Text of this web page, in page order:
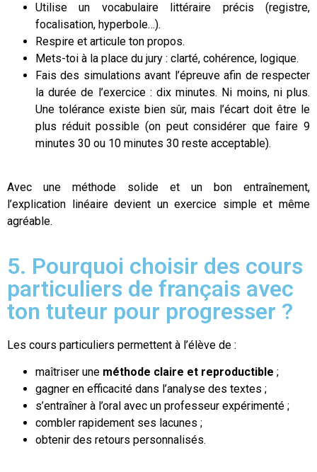
Utilise un vocabulaire littéraire précis (registre,
focalisation, hyperbole…).
Respire et articule ton propos.
Mets-toi à la place du jury : clarté, cohérence, logique.
Fais des simulations avant l’épreuve afin de respecter
la durée de l’exercice : dix minutes. Ni moins, ni plus.
Une tolérance existe bien sûr, mais l’écart doit être le
plus réduit possible (on peut considérer que faire 9
minutes 30 ou 10 minutes 30 reste acceptable).
Avec une méthode solide et un bon entraînement,
l’explication linéaire devient un exercice simple et même
agréable.
5. Pourquoi choisir des cours
particuliers de français avec
ton tuteur pour progresser ?
Les cours particuliers permettent à l’élève de :
maîtriser une méthode claire et reproductible ;
gagner en efficacité dans l’analyse des textes ;
s’entraîner à l’oral avec un professeur expérimenté ;
combler rapidement ses lacunes ;
obtenir des retours personnalisés.